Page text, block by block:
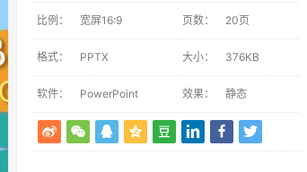
比例： 宽屏16:9 页数： 20页
格式： PPTX 大小： 376KB
软件： PowerPoint 效果： 静态